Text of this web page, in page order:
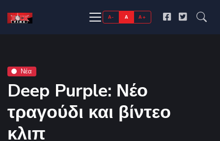
A- A A+
Νέα
Deep Purple: Νέο
τραγούδι και βίντεο
κλιπ